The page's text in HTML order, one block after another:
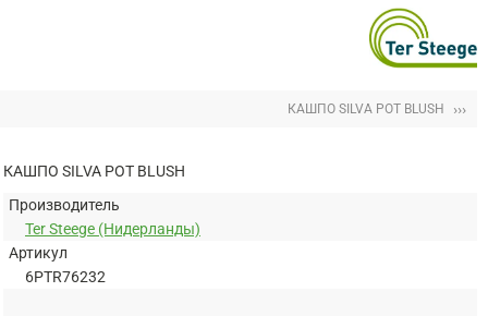
КАШПО SILVA POT BLUSH ›››
КАШПО SILVA POT BLUSH
Производитель
Ter Steege (Нидерланды)
Артикул
6PTR76232